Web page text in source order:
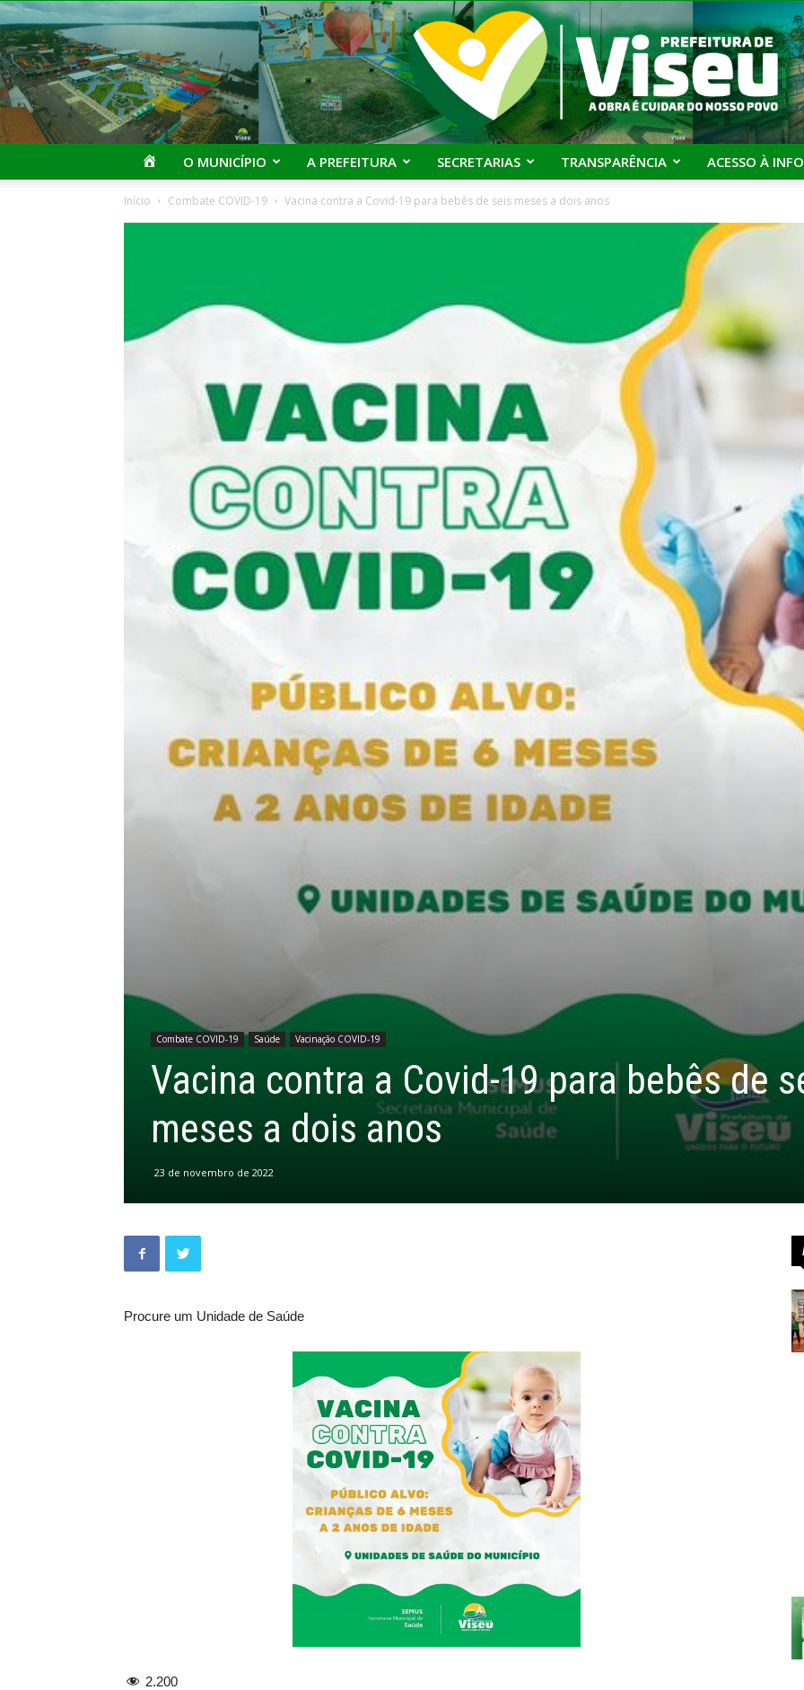
Prefeitura
Viseu
O MUNICÍPIO A PREFEITURA SECRETARIAS TRANSPARÊNCIA ACESSO À
Início Combate COVID-19 Vacina contra a Covid-19 para bebês de seis meses a dois anos
Combate COVID-19 Saúde Vacinação COVID-19
Vacina contra a Covid-19 para bebês de
meses a dois anos
23 de novembro de 2022
Procure um Unidade de Saúde
2.200